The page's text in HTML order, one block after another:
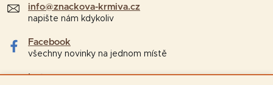
info@znackova-krmiva.cz
napište nám kdykoliv
Facebook
všechny novinky na jednom místě
Instagram